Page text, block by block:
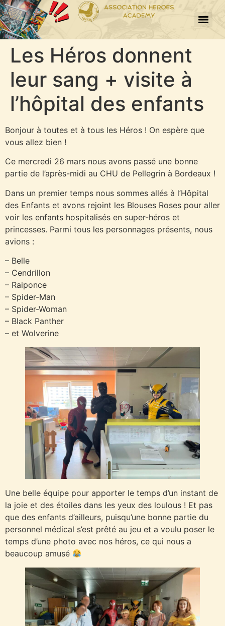
Les Héros donnent
leur sang + visite à
l’hôpital des enfants
Bonjour à toutes et à tous les Héros ! On espère que
vous allez bien !
Ce mercredi 26 mars nous avons passé une bonne
partie de l’après-midi au CHU de Pellegrin à Bordeaux !
Dans un premier temps nous sommes allés à l’Hôpital
des Enfants et avons rejoint les Blouses Roses pour aller
voir les enfants hospitalisés en super-héros et
princesses. Parmi tous les personnages présents, nous
avions :
– Belle
– Cendrillon
– Raiponce
– Spider-Man
– Spider-Woman
– Black Panther
– et Wolverine
Une belle équipe pour apporter le temps d’un instant de
la joie et des étoiles dans les yeux des loulous ! Et pas
que des enfants d’ailleurs, puisqu’une bonne partie du
personnel médical s’est prêté au jeu et a voulu poser le
temps d’une photo avec nos héros, ce qui nous a
beaucoup amusé